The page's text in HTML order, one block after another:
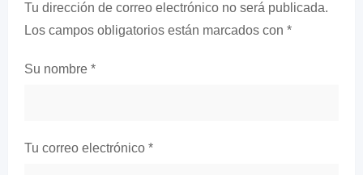
Tu dirección de correo electrónico no será publicada.
Los campos obligatorios están marcados con *
Su nombre *
Tu correo electrónico *